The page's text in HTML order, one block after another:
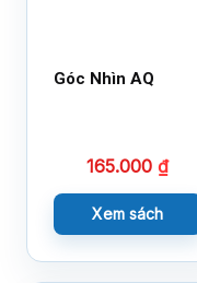
Góc Nhìn AQ
165.000₫
Xem sách